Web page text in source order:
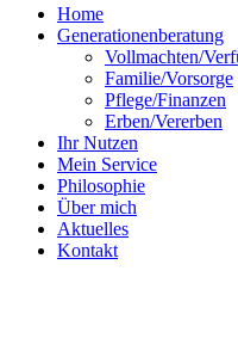
Close
Menu
Home
Generationenberatung
Vollmachten/
Familie/Vorsorge
Pflege/Finanzen
Erben/Vererben
Ihr Nutzen
Mein Service
Philosophie
Über mich
Aktuelles
Kontakt